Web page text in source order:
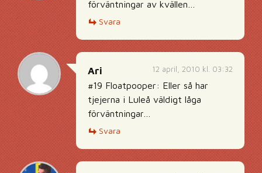
förväntningar av kvällen…
Svara
12 april, 2010 kl. 03:32
Ari
#19 Floatpooper: Eller så har
tjejerna i Luleå väldigt låga
förväntningar…
Svara